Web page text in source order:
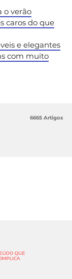
o verão
caros do que
e elegantes
com muito
6665 Artigos